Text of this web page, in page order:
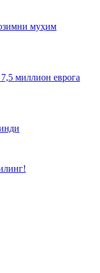
муҳим
миллион еврога